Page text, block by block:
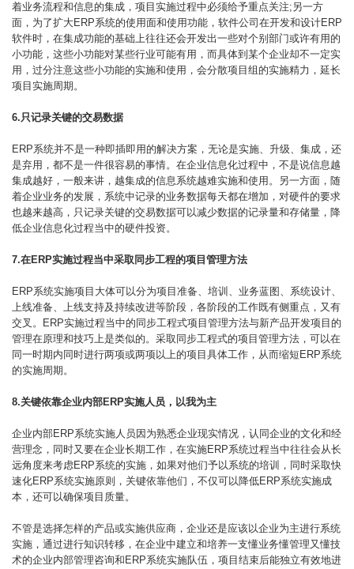
着业务流程和信息的集成，项目实施过程中必须给予重点关注;另一方
面，为了扩大ERP系统的使用面和使用功能，软件公司在开发和设计ERP
软件时，在集成功能的基础上往往还会开发出一些对个别部门或许有用的
小功能，这些小功能对某些行业可能有用，而具体到某个企业却不一定实
用，过分注意这些小功能的实施和使用，会分散项目组的实施精力，延长
项目实施周期。
6.只记录关键的交易数据
ERP系统并不是一种即插即用的解决方案，无论是实施、升级、集成，还
是弃用，都不是一件很容易的事情。在企业信息化过程中，不是说信息越
集成越好，一般来讲，越集成的信息系统越难实施和使用。另一方面，随
着企业业务的发展，系统中记录的业务数据每天都在增加，对硬件的要求
也越来越高，只记录关键的交易数据可以减少数据的记录量和存储量，降
低企业信息化过程当中的硬件投资。
7.在ERP实施过程当中采取同步工程的项目管理方法
ERP系统实施项目大体可以分为项目准备、培训、业务蓝图、系统设计、
上线准备、上线支持及持续改进等阶段，各阶段的工作既有侧重点，又有
交叉。ERP实施过程当中的同步工程式项目管理方法与新产品开发项目的
管理在原理和技巧上是类似的。采取同步工程式的项目管理方法，可以在
同一时期内同时进行两项或两项以上的项目具体工作，从而缩短ERP系统
的实施周期。
8.关键依靠企业内部ERP实施人员，以我为主
企业内部ERP系统实施人员因为熟悉企业现实情况，认同企业的文化和经
营理念，同时又要在企业长期工作，在实施ERP系统过程当中往往会从长
远角度来考虑ERP系统的实施，如果对他们予以系统的培训，同时采取快
速化ERP系统实施原则，关键依靠他们，不仅可以降低ERP系统实施成
本，还可以确保项目质量。
不管是选择怎样的产品或实施供应商，企业还是应该以企业为主进行系统
实施，通过进行知识转移，在企业中建立和培养一支懂业务懂管理又懂技
术的企业内部管理咨询和ERP系统实施队伍，项目结束后能独立有效地进